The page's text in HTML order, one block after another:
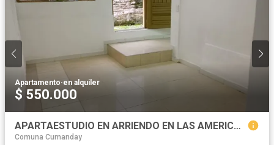
Apartamento·en alquiler
$ 550.000
APARTAESTUDIO EN ARRIENDO EN LAS AMERICAS EN MANIZALES
Comuna Cumanday